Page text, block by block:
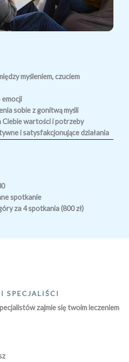
myśleniem, czuciem
emocji
sobie z gonitwą myśli
wartości i potrzeby
i satysfakcjonujące działania
spotkanie
za 4 spotkania (800 zł)
SPECJALIŚCI
zajmie się twoim leczeniem